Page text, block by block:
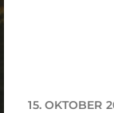
15. OKTOBER